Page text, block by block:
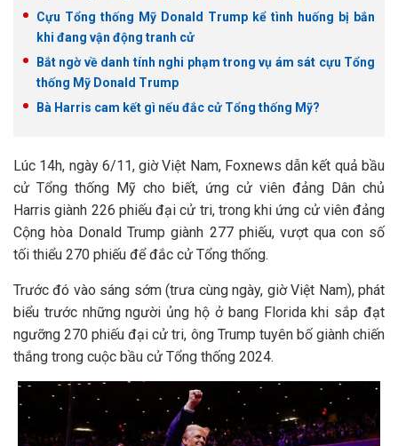
Cựu Tổng thống Mỹ Donald Trump kể tình huống bị bắn
khi đang vận động tranh cử
Bắt ngờ về danh tính nghi phạm trong vụ ám sát cựu Tổng
thống Mỹ Donald Trump
Bà Harris cam kết gì nếu đắc cử Tổng thống Mỹ?
Lúc 14h, ngày 6/11, giờ Việt Nam, Foxnews dẫn kết quả bầu
cử Tổng thống Mỹ cho biết, ứng cử viên đảng Dân chủ
Harris giành 226 phiếu đại cử tri, trong khi ứng cử viên đảng
Cộng hòa Donald Trump giành 277 phiếu, vượt qua con số
tối thiểu 270 phiếu để đắc cử Tổng thống.
Trước đó vào sáng sớm (trưa cùng ngày, giờ Việt Nam), phát
biểu trước những người ủng hộ ở bang Florida khi sắp đạt
ngưỡng 270 phiếu đại cử tri, ông Trump tuyên bố giành chiến
thắng trong cuộc bầu cử Tổng thống 2024.